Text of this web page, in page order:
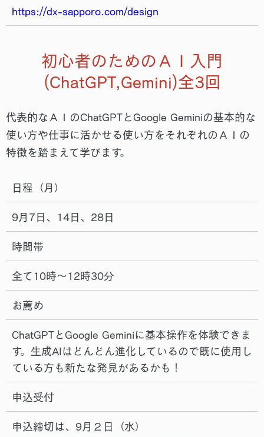
https://dx-sapporo.com/design
初心者のためのＡＩ入門
(ChatGPT,Gemini)全3回
代表的なＡＩのChatGPTとGoogle Geminiの基本的な
使い方や仕事に活かせる使い方をそれぞれのＡＩの
特徴を踏まえて学びます。
日程（月）
9月7日、14日、28日
時間帯
全て10時～12時30分
お薦め
ChatGPTとGoogle Geminiに基本操作を体験できま
す。生成AIはどんどん進化しているので既に使用し
ている方も新たな発見があるかも！
申込受付
申込締切は、9月２日（水）